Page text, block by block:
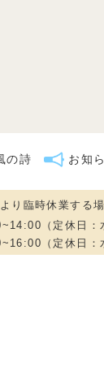
の詩 お知
臨時休業する場
（定休日：
（定休日：